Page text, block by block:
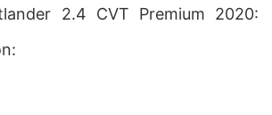
2.4 CVT Premium 2020: